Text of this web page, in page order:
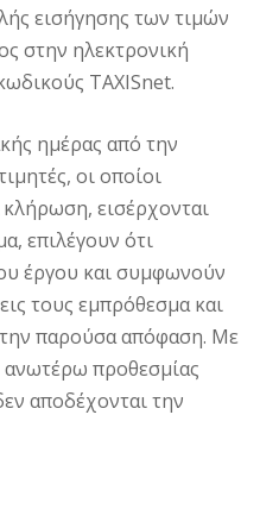
εισήγησης των τιμών
στην ηλεκτρονική
TAXISnet.
ημέρας από την
οι οποίοι
εισέρχονται
επιλέγουν ότι
έργου και συμφωνούν
τους εμπρόθεσμα και
παρούσα απόφαση. Με
προθεσμίας
αποδέχονται την